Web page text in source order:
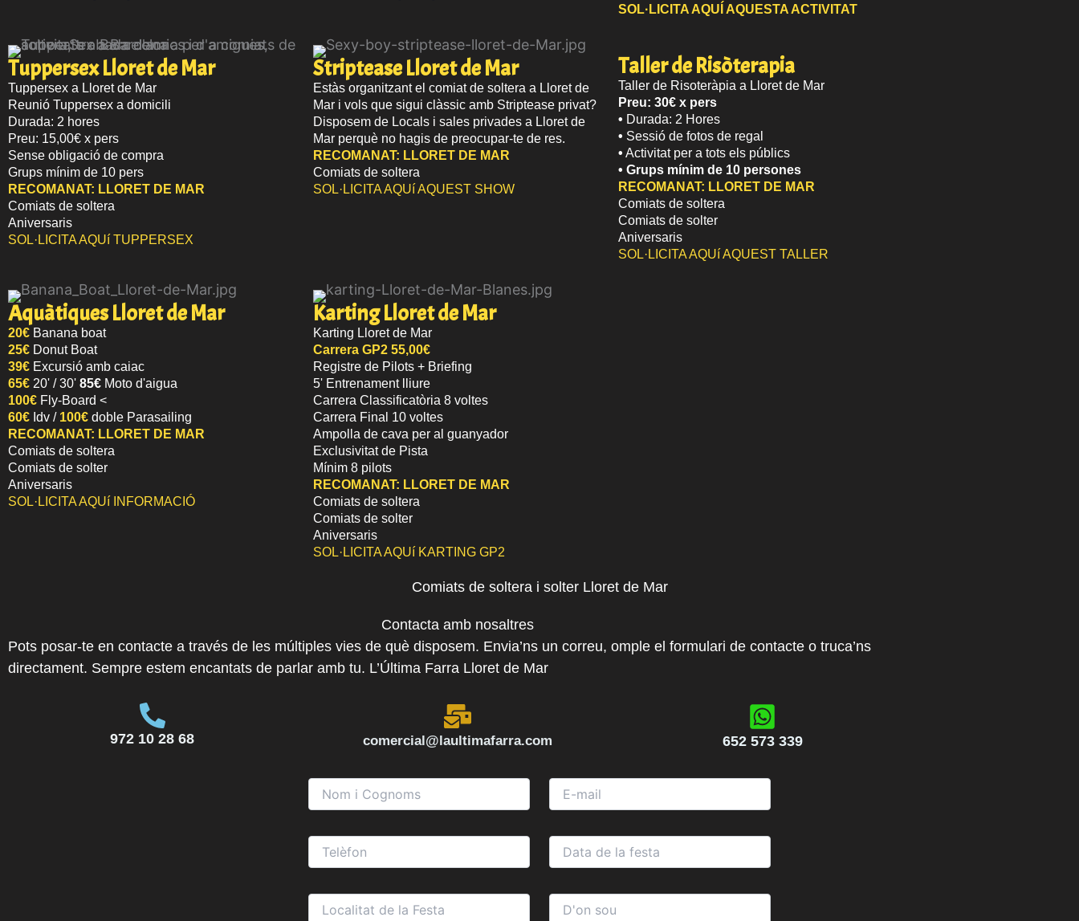
SOL·LICITA AQUÍ AQUESTA ACTIVITAT
Tuppersex Lloret de Mar
Tuppersex a Lloret de Mar
Reunió Tuppersex a domicili
Durada: 2 hores
Preu: 15,00€ x pers
Sense obligació de compra
Grups mínim de 10 pers
RECOMANAT: LLORET DE MAR
Comiats de soltera
Aniversaris
SOL·LICITA AQUí TUPPERSEX
Striptease Lloret de Mar
Estàs organitzant el comiat de soltera a Lloret de
Mar i vols que sigui clàssic amb Striptease privat?
Disposem de Locals i sales privades a Lloret de
Mar perquè no hagis de preocupar-te de res.
RECOMANAT: LLORET DE MAR
Comiats de soltera
SOL·LICITA AQUí AQUEST SHOW
Taller de Risòterapia
Taller de Risoteràpia a Lloret de Mar
Preu: 30€ x pers
• Durada: 2 Hores
• Sessió de fotos de regal
• Activitat per a tots els públics
• Grups mínim de 10 persones
RECOMANAT: LLORET DE MAR
Comiats de soltera
Comiats de solter
Aniversaris
SOL·LICITA AQUí AQUEST TALLER
Aquàtiques Lloret de Mar​
20€ Banana boat
25€ Donut Boat
39€ Excursió amb caiac
65€ 20' / 30' 85€ Moto d'aigua
100€ Fly-Board <
60€ Idv / 100€ doble Parasailing
RECOMANAT: LLORET DE MAR
Comiats de soltera
Comiats de solter
Aniversaris
SOL·LICITA AQUí INFORMACIÓ
Karting Lloret de Mar
Karting Lloret de Mar
Carrera GP2 55,00€
Registre de Pilots + Briefing
5' Entrenament lliure
Carrera Classificatòria 8 voltes
Carrera Final 10 voltes
Ampolla de cava per al guanyador
Exclusivitat de Pista
Mínim 8 pilots
RECOMANAT: LLORET DE MAR
Comiats de soltera
Comiats de solter
Aniversaris
SOL·LICITA AQUí KARTING GP2
Comiats de soltera i solter Lloret de Mar
Contacta amb nosaltres
Pots posar-te en contacte a través de les múltiples vies de què disposem. Envia’ns un correu, omple el formulari de contacte o truca’ns
directament. Sempre estem encantats de parlar amb tu. L’Última Farra Lloret de Mar
972 10 28 68 comercial@laultimafarra.com 652 573 339